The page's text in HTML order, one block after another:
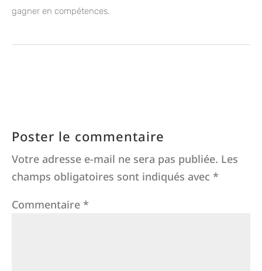
gagner en compétences.
Poster le commentaire
Votre adresse e-mail ne sera pas publiée. Les
champs obligatoires sont indiqués avec *
Commentaire *